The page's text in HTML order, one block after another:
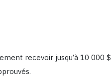
recevoir jusqu’à 10 000 $